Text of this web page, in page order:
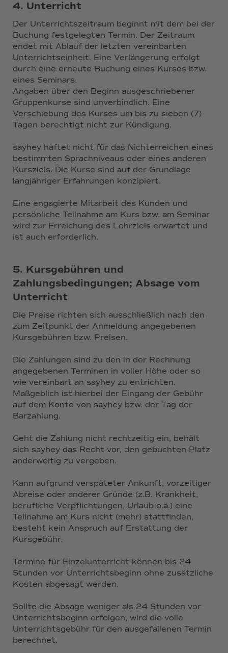
4. Unterricht
Der Unterrichtszeitraum beginnt mit dem bei der
Buchung festgelegten Termin. Der Zeitraum
endet mit Ablauf der letzten vereinbarten
Unterrichtseinheit. Eine Verlängerung erfolgt
durch eine erneute Buchung eines Kurses bzw.
eines Seminars.
Angaben über den Beginn ausgeschriebener
Gruppenkurse sind unverbindlich. Eine
Verschiebung des Kurses um bis zu sieben (7)
Tagen berechtigt nicht zur Kündigung.
sayhey haftet nicht für das Nichterreichen eines
bestimmten Sprachniveaus oder eines anderen
Kursziels. Die Kurse sind auf der Grundlage
langjähriger Erfahrungen konzipiert.
Eine engagierte Mitarbeit des Kunden und
persönliche Teilnahme am Kurs bzw. am Seminar
wird zur Erreichung des Lehrziels erwartet und
ist auch erforderlich.
5. Kursgebühren und
Zahlungsbedingungen; Absage vom
Unterricht
Die Preise richten sich ausschließlich nach den
zum Zeitpunkt der Anmeldung angegebenen
Kursgebühren bzw. Preisen.
Die Zahlungen sind zu den in der Rechnung
angegebenen Terminen in voller Höhe oder so
wie vereinbart an sayhey zu entrichten.
Maßgeblich ist hierbei der Eingang der Gebühr
auf dem Konto von sayhey bzw. der Tag der
Barzahlung.
Geht die Zahlung nicht rechtzeitig ein, behält
sich sayhey das Recht vor, den gebuchten Platz
anderweitig zu vergeben.
Kann aufgrund verspäteter Ankunft, vorzeitiger
Abreise oder anderer Gründe (z.B. Krankheit,
berufliche Verpflichtungen, Urlaub o.ä.) eine
Teilnahme am Kurs nicht (mehr) stattfinden,
besteht kein Anspruch auf Erstattung der
Kursgebühr.
Termine für Einzelunterricht können bis 24
Stunden vor Unterrichtsbeginn ohne zusätzliche
Kosten abgesagt werden.
Sollte die Absage weniger als 24 Stunden vor
Unterrichtsbeginn erfolgen, wird die volle
Unterrichtsgebühr für den ausgefallenen Termin
berechnet.